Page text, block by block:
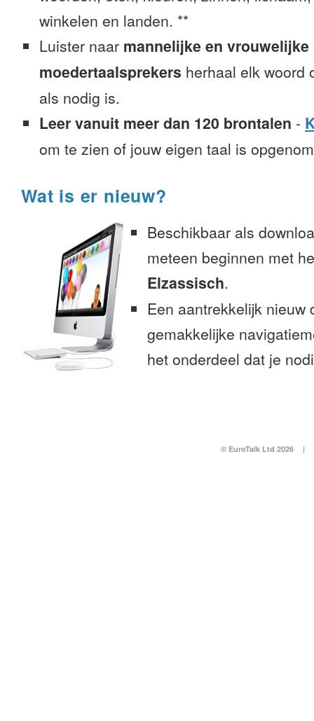
winkelen en landen. **
Luister naar mannelijke en vrouwelijke
moedertaalsprekers herhaal elk woord
als nodig is.
Leer vanuit meer dan 120 brontalen -
om te zien of jouw eigen taal is
Wat is er nieuw?
Beschikbaar als
meteen beginnen met
Elzassisch.
Een aantrekkelijk nieuw
gemakkelijke
het onderdeel dat je
© EuroTalk Ltd 2026 |